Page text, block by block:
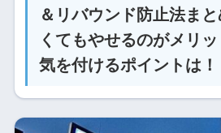
＆リバウンド防止法ま
くてもやせるのがメリ
気を付けるポイントは！